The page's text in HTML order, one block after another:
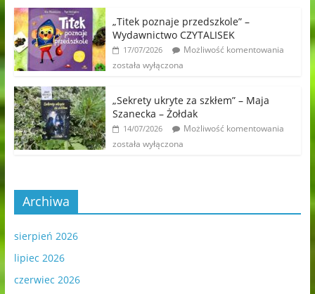
„Titek poznaje przedszkole” –
Wydawnictwo CZYTALISEK
17/07/2026
Możliwość komentowania
została wyłączona
„Sekrety ukryte za szkłem” – Maja
Szanecka – Żołdak
14/07/2026
Możliwość komentowania
została wyłączona
Archiwa
sierpień 2026
lipiec 2026
czerwiec 2026